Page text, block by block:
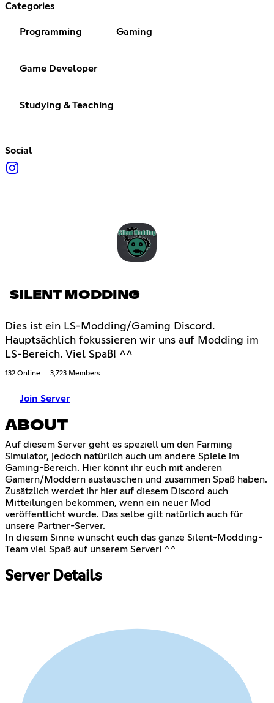
Categories
Programming Gaming
Game Developer
Studying & Teaching
Social
SILENT MODDING
Dies ist ein LS-Modding/Gaming Discord.
Hauptsächlich fokussieren wir uns auf Modding im
LS-Bereich. Viel Spaß! ^^
132 Online 3,723 Members
Join Server
ABOUT
Auf diesem Server geht es speziell um den Farming
Simulator, jedoch natürlich auch um andere Spiele im
Gaming-Bereich. Hier könnt ihr euch mit anderen
Gamern/Moddern austauschen und zusammen Spaß haben.
Zusätzlich werdet ihr hier auf diesem Discord auch
Mitteilungen bekommen, wenn ein neuer Mod
veröffentlicht wurde. Das selbe gilt natürlich auch für
unsere Partner-Server.
In diesem Sinne wünscht euch das ganze Silent-Modding-
Team viel Spaß auf unserem Server! ^^
Server Details